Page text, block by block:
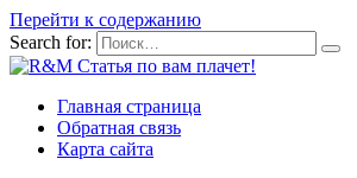
Перейти к содержанию
Search for:
Главная страница
Обратная связь
Карта сайта